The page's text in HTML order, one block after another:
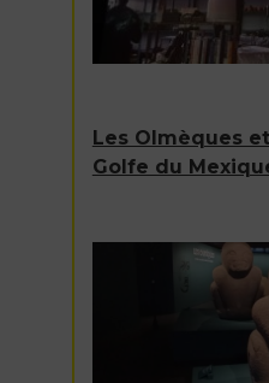
Les Olmèques
Golfe du